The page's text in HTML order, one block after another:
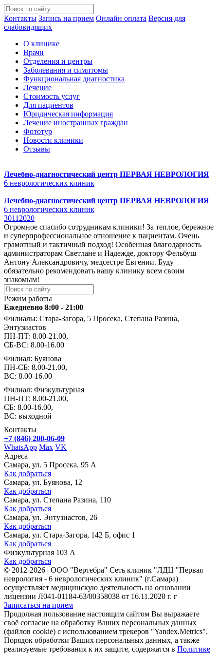
Контакты Запись на прием Онлайн оплата Версия для
слабовидящих
О клинике
Врачи
Отделения и центры
Заболевания и симптомы
Функциональная диагностика
Лечение
Стоимость услуг
Для пациентов
Юридическая информация
Лечение иностранных граждан
Фототур
Новости клиники
Отзывы
Лечебно-диагностический центр ПЕРВАЯ НЕВРОЛОГИЯ
6 неврологических клиник
Лечебно-диагностический центр ПЕРВАЯ НЕВРОЛОГИЯ
6 неврологических клиник
30112020
Огромное спасибо сотрудникам клиники! За теплое, бережное
и суперпрофессиональное отношение к пациентам. Очень
грамотный и тактичный подход! Особенная благодарность
администраторам Светлане и Надежде, доктору Фельбуш
Антону Александровичу, медсестре Евгении. Буду
обязательно рекомендовать вашу клинику всем своим
знакомым!
Режим работы
Ежедневно 8:00 - 21:00
Филиалы: Стара-Загора, 5 Просека, Степана Разина,
Энтузиастов
ПН-ПТ: 8.00-21.00,
СБ-ВС: 8.00-16.00
Филиал: Буянова
ПН-СБ: 8.00-21.00,
ВС: 8.00-16.00
Филиал: Физкультурная
ПН-ПТ: 8.00-21.00,
СБ: 8.00-16.00,
ВС: выходной
Контакты
+7 (846) 200-06-09
WhatsApp Max VK
Адреса
Самара, ул. 5 Просека, 95 А
Как добраться
Самара, ул. Буянова, 12
Как добраться
Самара, ул. Степана Разина, 110
Как добраться
Самара, ул. Энтузиастов, 26
Как добраться
Самара, ул. Стара-Загора, 142 Б, офис 1
Как добраться
Физкультурная 103 А
Как добраться
© 2012-2026 | ООО "Вертебра" Сеть клиник "ЛДЦ "Первая
неврология - 6 неврологических клиник" (г.Самара)
осуществляет медицинскую деятельность на основании
лицензии Л041-01184-63/00358038 от 16.11.2020 г. г
Записаться на прием
Продолжая пользование настоящим сайтом Вы выражаете
своё согласие на обработку Ваших персональных данных
(файлов cookie) с использованием трекеров "Yandex.Metrics".
Порядок обработки Ваших персональных данных, а также
реализуемые требования к их защите, содержатся в Политике